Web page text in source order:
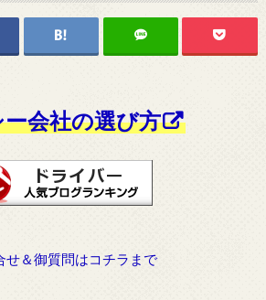
会社の選び方
せ＆御質問はコチラまで